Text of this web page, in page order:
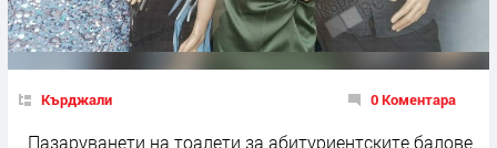
Кърджали 0 Коментара
Пазаруванети на тоалети за абитуриентските балове